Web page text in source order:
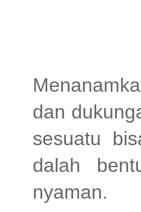
dan
sesuatu
dalah
nyaman.